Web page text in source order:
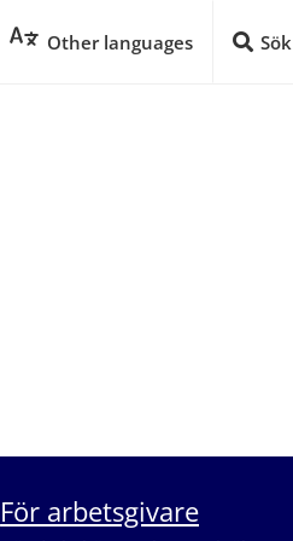
Other languages Sök
För arbetsgivare